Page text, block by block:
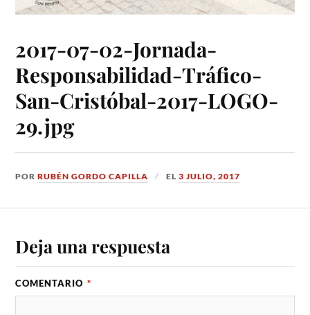
2017-07-02-Jornada-
Responsabilidad-Tráfico-
San-Cristóbal-2017-LOGO-
29.jpg
PORRUBÉN GORDO CAPILLA EL3 JULIO, 2017
Deja una respuesta
COMENTARIO *